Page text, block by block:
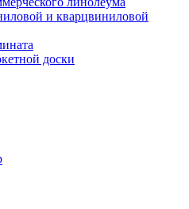
и кварцвиниловой
доски